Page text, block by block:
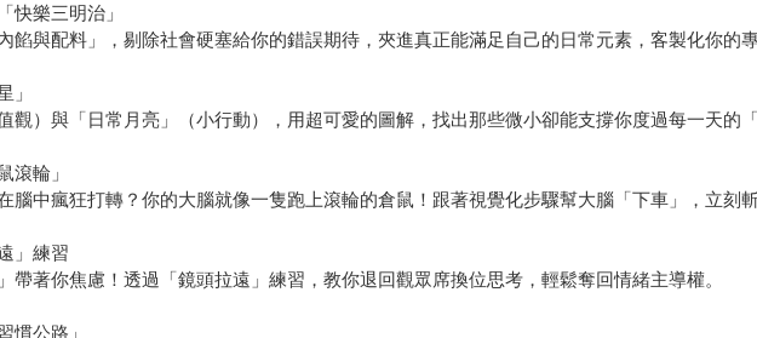
樂三明治」
餡與配料」，剔除社會硬塞給你的錯誤期待，夾進真正能滿足自己的日常元素，客製化你的專
」
觀）與「日常月亮」（小行動），用超可愛的圖解，找出那些微小卻能支撐你度過每一天的「
滾輪」
腦中瘋狂打轉？你的大腦就像一隻跑上滾輪的倉鼠！跟著視覺化步驟幫大腦「下車」，立刻
」練習
帶著你焦慮！透過「鏡頭拉遠」練習，教你退回觀眾席換位思考，輕鬆奪回情緒主導權。
慣公路」